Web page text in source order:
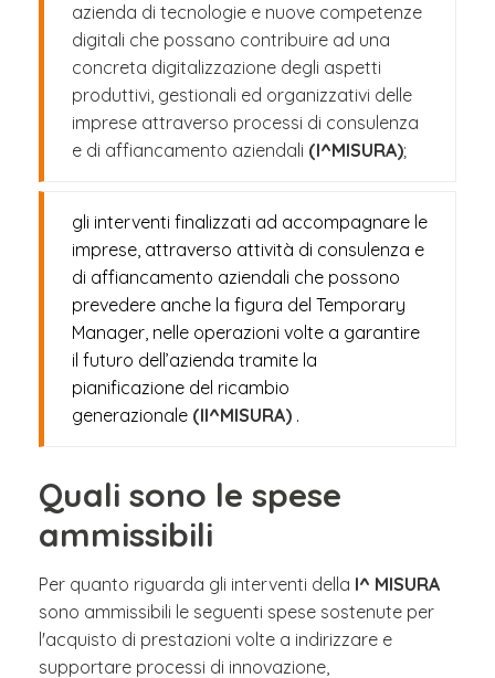
azienda di tecnologie e nuove competenze
digitali che possano contribuire ad una
concreta digitalizzazione degli aspetti
produttivi, gestionali ed organizzativi delle
imprese attraverso processi di consulenza
e di affiancamento aziendali (I^MISURA);
gli interventi finalizzati ad accompagnare le
imprese, attraverso attività di consulenza e
di affiancamento aziendali che possono
prevedere anche la figura del Temporary
Manager, nelle operazioni volte a garantire
il futuro dell’azienda tramite la
pianificazione del ricambio
generazionale (II^MISURA) .
Quali sono le spese
ammissibili
Per quanto riguarda gli interventi della I^ MISURA
sono ammissibili le seguenti spese sostenute per
l'acquisto di prestazioni volte a indirizzare e
supportare processi di innovazione,